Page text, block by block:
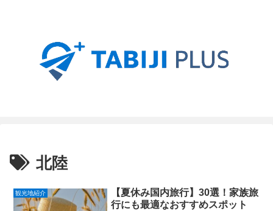
北陸
観光地紹介
【夏休み国内旅行】30選！家族旅
行にも最適なおすすめスポット